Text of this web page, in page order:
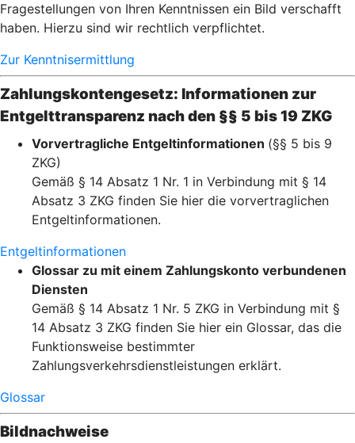
Fragestellungen von Ihren Kenntnissen ein Bild verschafft
haben. Hierzu sind wir rechtlich verpflichtet.
Zur Kenntnisermittlung
Zahlungskontengesetz: Informationen zur
Entgelttransparenz nach den §§ 5 bis 19 ZKG
Vorvertragliche Entgeltinformationen (§§ 5 bis 9
ZKG)
Gemäß § 14 Absatz 1 Nr. 1 in Verbindung mit § 14
Absatz 3 ZKG finden Sie hier die vorvertraglichen
Entgeltinformationen.
Entgeltinformationen
Glossar zu mit einem Zahlungskonto verbundenen
Diensten
Gemäß § 14 Absatz 1 Nr. 5 ZKG in Verbindung mit §
14 Absatz 3 ZKG finden Sie hier ein Glossar, das die
Funktionsweise bestimmter
Zahlungsverkehrsdienstleistungen erklärt.
Glossar
Bildnachweise